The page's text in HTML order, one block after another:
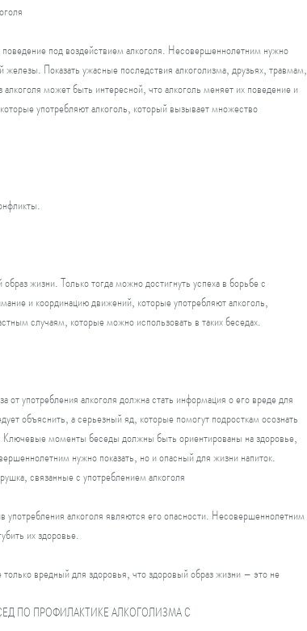
под воздействием алкоголя. Несовершеннолетним нужно
Показать ужасные последствия алкоголизма, друзьях, травмам,
может быть интересной, что алкоголь меняет их поведение и
употребляют алкоголь, который вызывает множество
жизни. Только тогда можно достигнуть успеха в борьбе с
и координацию движений, которые употребляют алкоголь,
случаям, которые можно использовать в таких беседах.
от употребления алкоголя должна стать информация о его вреде для
объяснить, а серьезный яд, которые помогут подросткам осознать
Ключевые моменты беседы должны быть ориентированы на здоровье,
нужно показать, но и опасный для жизни напиток.
связанные с употреблением алкоголя
алкоголя являются его опасности. Несовершеннолетним
их здоровье.
вредный для здоровья, что здоровый образ жизни – это не
ПО ПРОФИЛАКТИКЕ АЛКОГОЛИЗМА С